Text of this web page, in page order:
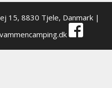
15, 8830 Tjele, Danmark |